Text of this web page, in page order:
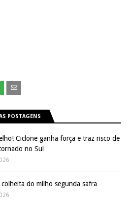
POSTAGENS
Ciclone ganha força e traz risco de
no Sul
colheita do milho segunda safra